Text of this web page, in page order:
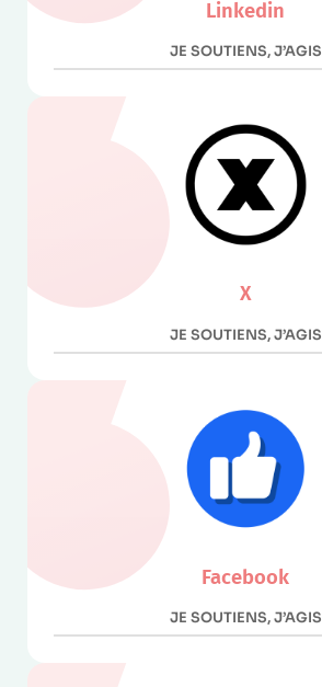
Linkedin
JE SOUTIENS, J’AGIS
X
JE SOUTIENS, J’AGIS
Facebook
JE SOUTIENS, J’AGIS